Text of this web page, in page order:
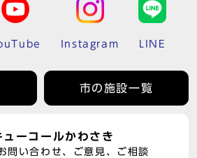
Instagram LINE
市の施設一覧
ューコールかわさき
問い合わせ、ご意見、ご相談